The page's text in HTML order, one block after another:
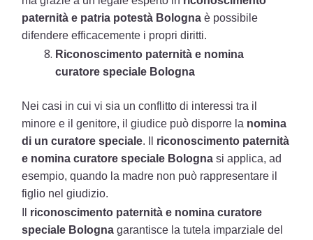
paternità e patria potestà Bologna è possibile
difendere efficacemente i propri diritti.
Riconoscimento paternità e nomina
curatore speciale Bologna
Nei casi in cui vi sia un conflitto di interessi tra il
minore e il genitore, il giudice può disporre la nomina
di un curatore speciale. Il riconoscimento paternità
e nomina curatore speciale Bologna si applica, ad
esempio, quando la madre non può rappresentare il
figlio nel giudizio.
riconoscimento paternità e nomina curatore
speciale Bologna garantisce la tutela imparziale del